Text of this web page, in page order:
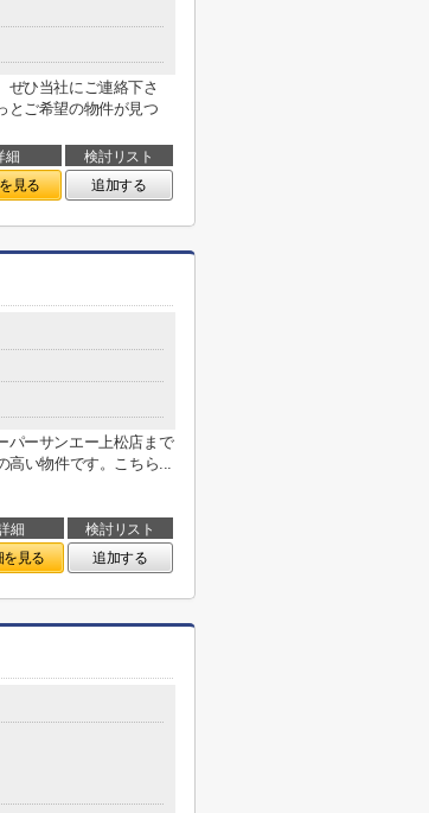
ぜひ当社にご連絡下さ
とご希望の物件が見つ
細
検討リスト
見る 追加する
パーサンエー上松店まで
高い物件です。こちら...
細
検討リスト
を見る 追加する